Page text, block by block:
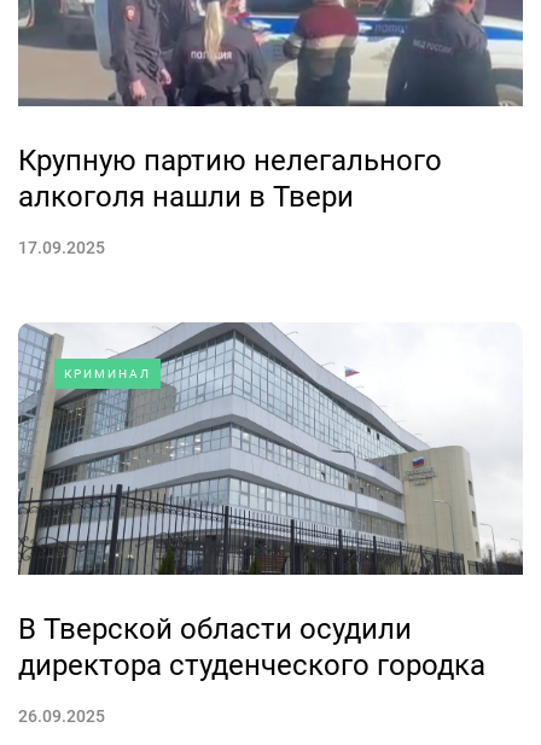
Крупную партию нелегального
алкоголя нашли в Твери
17.09.2025
КРИМИНАЛ
В Тверской области осудили
директора студенческого городка
26.09.2025